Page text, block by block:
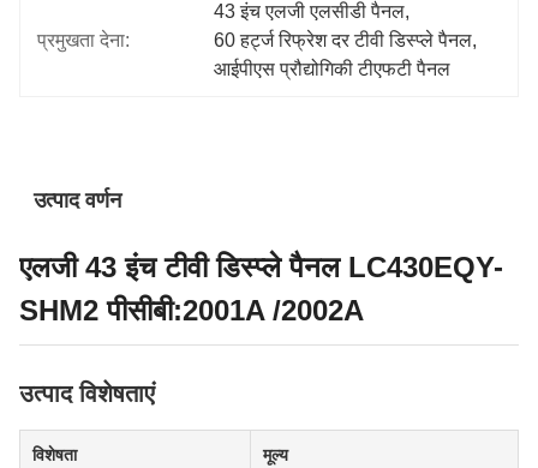
प्रमुखता देना:
43 इंच एलजी एलसीडी पैनल,
60 हर्ट्ज रिफ्रेश दर टीवी डिस्प्ले पैनल,
आईपीएस प्रौद्योगिकी टीएफटी पैनल
उत्पाद वर्णन
एलजी 43 इंच टीवी डिस्प्ले पैनल LC430EQY-
SHM2 पीसीबी:2001A /2002A
उत्पाद विशेषताएं
विशेषता मूल्य